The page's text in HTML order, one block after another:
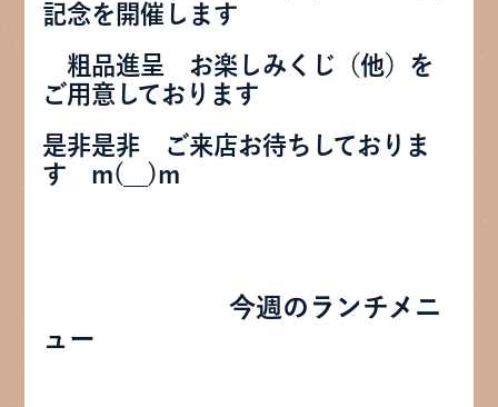
記念を開催します
粗品進呈 お楽しみくじ（他）を
ご用意しております
是非是非 ご来店お待ちしておりま
す m(__)m
今週のランチメニ
ュー